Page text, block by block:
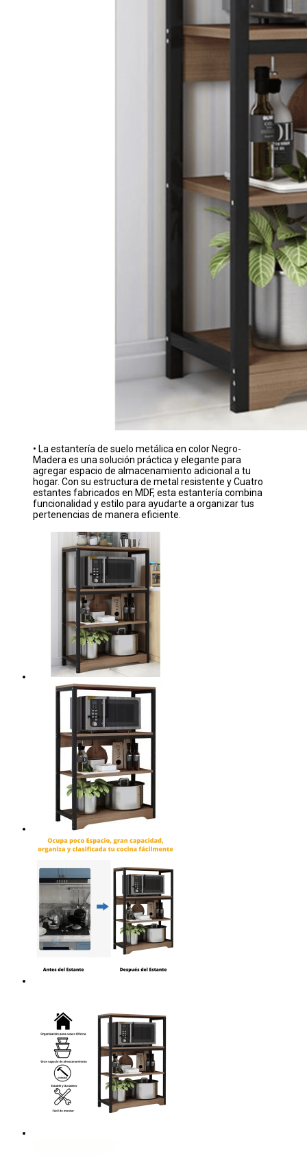
• La estantería de suelo metálica en color Negro-
Madera es una solución práctica y elegante para
agregar espacio de almacenamiento adicional a tu
hogar. Con su estructura de metal resistente y Cuatro
estantes fabricados en MDF, esta estantería combina
funcionalidad y estilo para ayudarte a organizar tus
pertenencias de manera eficiente.